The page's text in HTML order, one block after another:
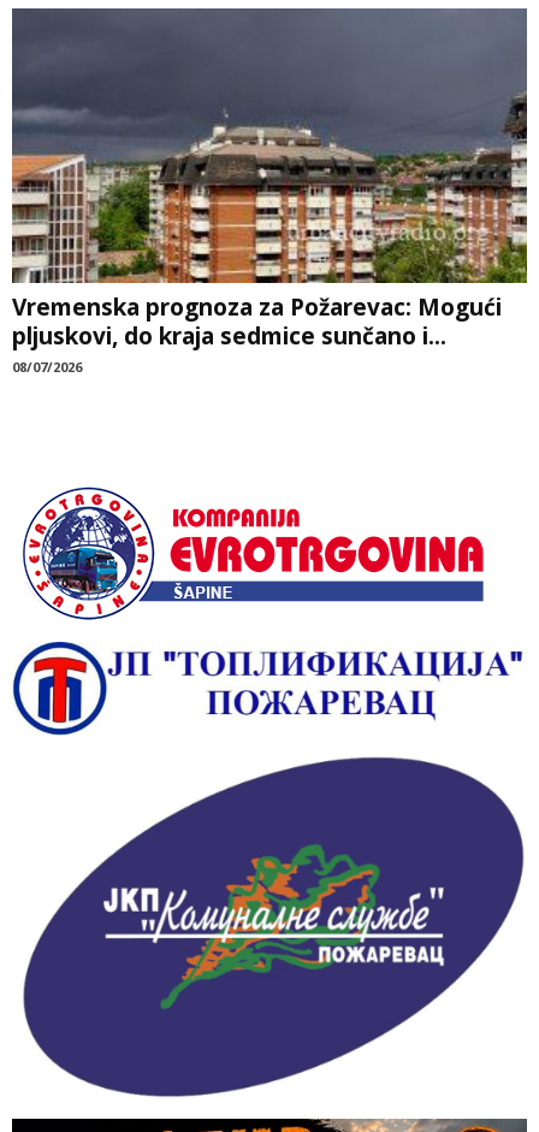
Vremenska prognoza za Požarevac: Mogući
pljuskovi, do kraja sedmice sunčano i...
08/07/2026